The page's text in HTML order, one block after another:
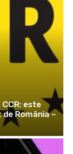
este
România –